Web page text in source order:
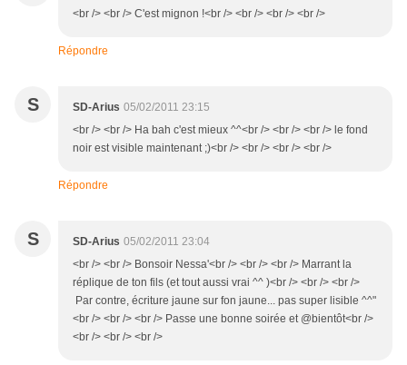
<br /> <br /> C'est mignon !<br /> <br /> <br /> <br />
Répondre
S SD-Arius 05/02/2011 23:15
<br /> <br /> Ha bah c'est mieux ^^<br /> <br /> <br /> le fond
noir est visible maintenant ;)<br /> <br /> <br /> <br />
Répondre
S SD-Arius 05/02/2011 23:04
<br /> <br /> Bonsoir Nessa'<br /> <br /> <br /> Marrant la
réplique de ton fils (et tout aussi vrai ^^ )<br /> <br /> <br />
Par contre, écriture jaune sur fon jaune... pas super lisible ^^"
<br /> <br /> <br /> Passe une bonne soirée et @bientôt<br />
<br /> <br /> <br />